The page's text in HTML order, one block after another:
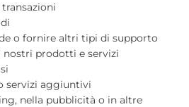
o fornire altri tipi di supporto
prodotti e servizi
servizi aggiuntivi
nella pubblicità o in altre